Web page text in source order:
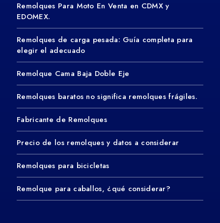
Remolques Para Moto En Venta en CDMX y
EDOMEX.
Remolques de carga pesada: Guía completa para
elegir el adecuado
Remolque Cama Baja Doble Eje
Remolques baratos no significa remolques frágiles.
Fabricante de Remolques
Precio de los remolques y datos a considerar
Remolques para bicicletas
Remolque para caballos, ¿qué considerar?